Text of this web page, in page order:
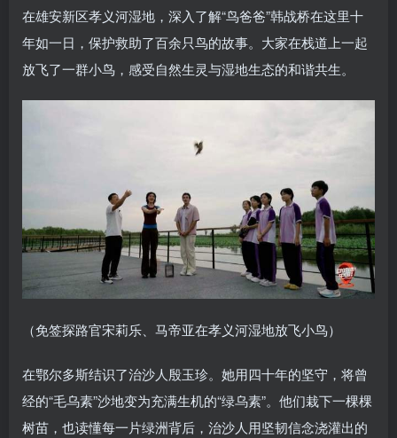
在雄安新区孝义河湿地，深入了解“鸟爸爸”韩战桥在这里十
年如一日，保护救助了百余只鸟的故事。大家在栈道上一起
放飞了一群小鸟，感受自然生灵与湿地生态的和谐共生。
（免签探路官宋莉乐、马帝亚在孝义河湿地放飞小鸟）
在鄂尔多斯结识了治沙人殷玉珍。她用四十年的坚守，将曾
经的“毛乌素”沙地变为充满生机的“绿乌素”。他们栽下一棵棵
树苗，也读懂每一片绿洲背后，治沙人用坚韧信念浇灌出的